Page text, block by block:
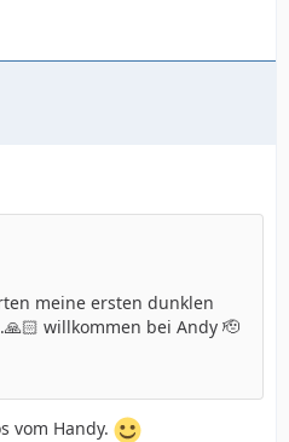
meine ersten dunklen
willkommen bei Andy 🫡
vom Handy.